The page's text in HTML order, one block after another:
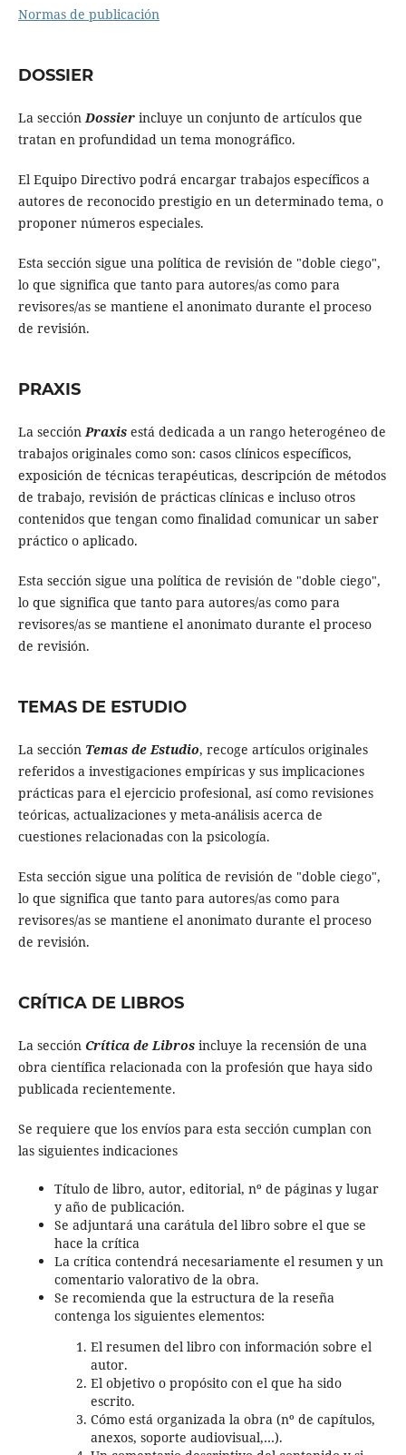
Normas de publicación
DOSSIER
La secciónDossierincluye un conjunto de artículos que
tratan en profundidad un tema monográfico.
El Equipo Directivo podrá encargar trabajos específicos a
autores de reconocido prestigio en un determinado tema, o
proponer números especiales.
Esta sección sigue una política de revisión de "doble ciego",
lo que significa que tanto para autores/as como para
revisores/as se mantiene el anonimato durante el proceso
de revisión.
PRAXIS
La secciónPraxis está dedicada a un rango heterogéneo de
trabajos originales como son: casos clínicos específicos,
exposición de técnicas terapéuticas, descripción de métodos
de trabajo, revisión de prácticas clínicas e incluso otros
contenidos que tengan como finalidad comunicar un saber
práctico o aplicado.
Esta sección sigue una política de revisión de "doble ciego",
lo que significa que tanto para autores/as como para
revisores/as se mantiene el anonimato durante el proceso
de revisión.
TEMAS DE ESTUDIO
La sección Temas de Estudio, recoge artículos originales
referidos a investigaciones empíricas y sus implicaciones
prácticas para el ejercicio profesional, así como revisiones
teóricas, actualizaciones y meta-análisis acerca de
cuestiones relacionadas con la psicología.
Esta sección sigue una política de revisión de "doble ciego",
lo que significa que tanto para autores/as como para
revisores/as se mantiene el anonimato durante el proceso
de revisión.
CRÍTICA DE LIBROS
La sección Crítica de Librosincluye la recensión de una
obra científica relacionada con la profesión que haya sido
publicada recientemente.
Se requiere que los envíos para esta sección cumplan con
las siguientes indicaciones
Título de libro, autor, editorial, nº de páginas y lugar
y año de publicación.
Se adjuntará una carátula del libro sobre el que se
hace la crítica
La crítica contendrá necesariamente el resumen y un
comentario valorativo de la obra.
Se recomienda que la estructura de la reseña
contenga los siguientes elementos:
El resumen del libro con información sobre el
autor.
El objetivo o propósito con el que ha sido
escrito.
Cómo está organizada la obra (nº de capítulos,
anexos, soporte audiovisual,…).